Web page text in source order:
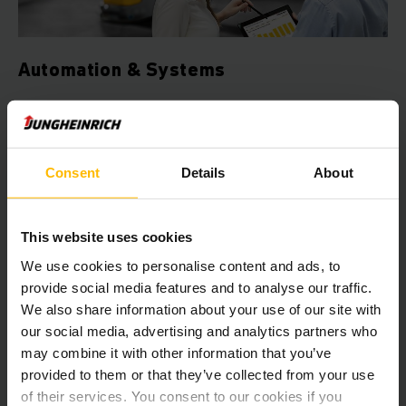
Consent Details About
This website uses cookies
We use cookies to personalise content and ads, to
provide social media features and to analyse our traffic.
We also share information about your use of our site with
our social media, advertising and analytics partners who
may combine it with other information that you’ve
provided to them or that they’ve collected from your use
of their services. You consent to our cookies if you
Automation & Systems
Kā automatizācijas eksperts mēs plānojam un izstrādājam
Jūsu vajadzībām pielāgotu loģistikas sistēmu, tādējādi ļaujot
Jums automātiski palielināt noliktavas rentabilitāti.
UZZINĀT VAIRĀK